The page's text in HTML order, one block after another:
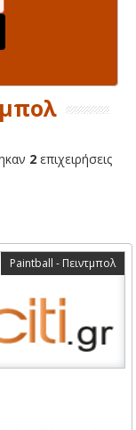
2 επιχειρήσεις
Paintball - Πειντμπολ